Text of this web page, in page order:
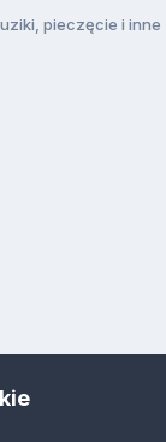
pieczęcie i inne